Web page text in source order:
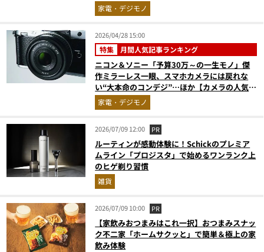
家電・デジモノ
2026/04/28 15:00
特集 月間人気記事ランキング
ニコン＆ソニー「予算30万～の一生モノ」傑
作ミラーレス一眼、スマホカメラには戻れな
い“大本命のコンデジ”…ほか【カメラの人気記
事ランキングベスト3】（2026年3月版）
家電・デジモノ
2026/07/09 12:00 PR
ルーティンが感動体験に！Schickのプレミア
ムライン「プロジスタ」で始めるワンランク上
のヒゲ剃り習慣
雑貨
2026/07/09 10:00 PR
【家飲みおつまみはこれ一択】おつまみスナッ
ク不二家「ホームサクッと」で簡単＆極上の家
飲み体験